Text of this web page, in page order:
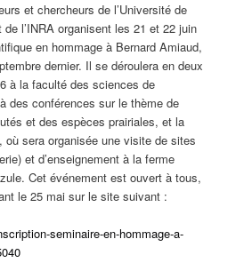
et chercheurs de l’Université de
de l’INRA organisent les 21 et 22 juin
en hommage à Bernard Amiaud,
dernier. Il se déroulera en deux
à la faculté des sciences de
des conférences sur le thème de
et des espèces prairiales, et la
où sera organisée une visite de sites
et d’enseignement à la ferme
Cet événement est ouvert à tous,
le 25 mai sur le site suivant :
seminaire-en-hommage-a-